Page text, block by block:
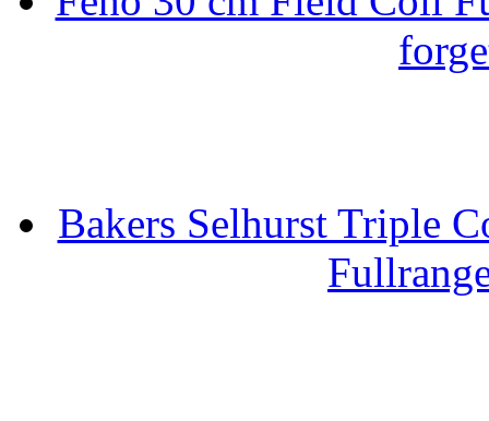
Bakers Selhurst Triple